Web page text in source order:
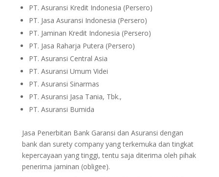
PT. Asuransi Kredit Indonesia (Persero)
PT. Jasa Asuransi Indonesia (Persero)
PT. Jaminan Kredit Indonesia (Persero)
PT. Jasa Raharja Putera (Persero)
PT. Asuransi Central Asia
PT. Asuransi Umum Videi
PT. Asuransi Sinarmas
PT. Asuransi Jasa Tania, Tbk.,
PT. Asuransi Bumida
Jasa Penerbitan Bank Garansi dan Asuransi dengan
bank dan surety company yang terkemuka dan tingkat
kepercayaan yang tinggi, tentu saja diterima oleh pihak
penerima jaminan (obligee).